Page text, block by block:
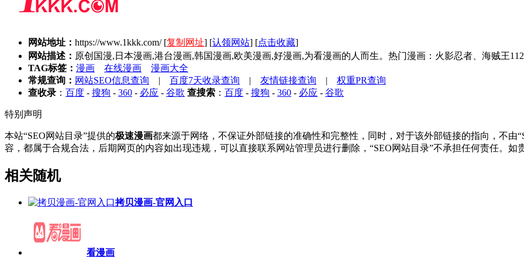
网站地址： https://www.1kkk.com/ [复制网址] [认领网站] [点击收藏]
网站描述： 原创国漫,日本漫画,港台漫画,韩国漫画,欧美漫画,好漫画,为看漫画的人而生。热门漫画：火影忍者、海贼王
TAG标签： 漫画 在线漫画
漫画大全
常规查询： 网站SEO信息查询 | 百度7天收录查询 | 友情链接查询 | 权重PR查询
查收录 ： 百度 - 搜狗 - 360 - 必应 - 谷歌 查搜索 ： 百度 - 搜狗 - 360 - 必应 - 谷歌
特别声明
本站“SEO网站目录”提供的极速漫画都来源于网络，不保证外部链接的准确性和完整性，同时，对于该外部链接的指向，不由
容，都属于合规合法，后期网页的内容如出现违规，可以直接联系网站管理员进行删除，“SEO网站目录”不承担任何责任。
相关随机
拷贝漫画-官网入口
看漫画